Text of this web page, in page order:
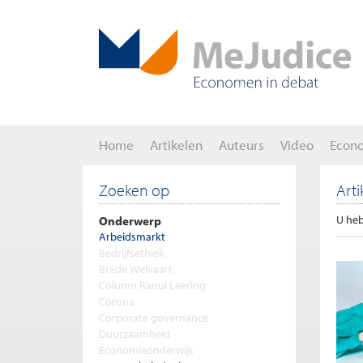
Home Artikelen Auteurs Video
Zoeken op
Onderwerp
Arbeidsmarkt
Bedrijfsethiek
Brede Welvaart
Column Raoul Leering
Corona
Corporate governance
Duurzaamheid
Economieonderwijs
U